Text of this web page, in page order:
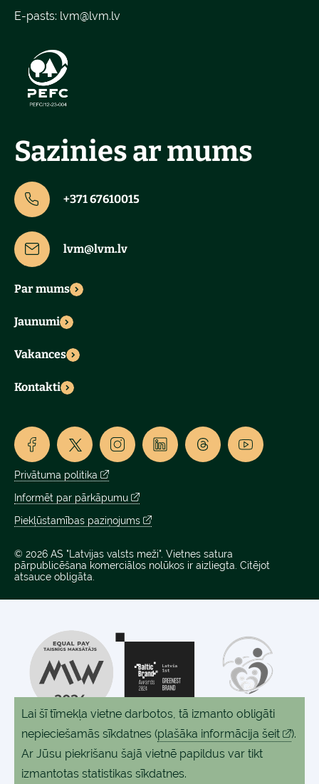
E-pasts: lvm@lvm.lv
Sazinies ar mums
+371 67610015
lvm@lvm.lv
Par mums
Jaunumi
Vakances
Kontakti
Privātuma politika
Informēt par pārkāpumu
Piekļūstamības paziņojums
© 2026 AS "Latvijas valsts meži". Vietnes satura
pārpublicēšana komerciālos nolūkos ir aizliegta. Citējot
atsauce obligāta.
Lai šī tīmekļa vietne darbotos, tā izmanto obligāti
nepieciešamās sīkdatnes (plašāka informācija šeit
).
Ar Jūsu piekrišanu šajā vietnē papildus var tikt
izmantotas statistikas sīkdatnes.